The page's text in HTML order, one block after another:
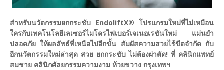
สำหรับนวัตกรรมยกกระชับ EndoliftX® โปรแกรมใหม่ที่ไม่เหมือน
ใครกับเทคโนโลยีเลเซอร์ไมโครไฟเบอร์เจเนอเรชันใหม่ แม่นยำ
ปลอดภัย ให้ผลลัพธ์ที่เหนือไปอีกขั้น สัมผัสความสวยไร้ขีดจำกัด กับ
อีกนวัตกรรมใหม่ล่าสุด สวย ยกกระชับ ไม่ต้องผ่าตัด! ที่ คลินิกแพทย์
สมชาย คลินิกศัลยกรรมความงาม ห้วยขวาง กรุงเทพฯ